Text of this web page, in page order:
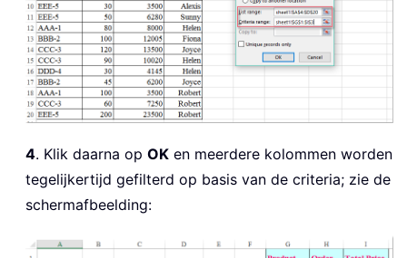
4. Klik daarna op OK en meerdere kolommen worden
tegelijkertijd gefilterd op basis van de criteria; zie de
schermafbeelding: